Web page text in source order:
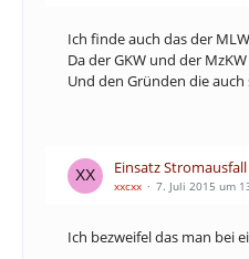
Ich finde auch das der
Da der GKW und der
Und den Gründen die
Einsatz Stromausfall
xxcxx 7. Juli 2015 um
Ich bezweifel das man bei